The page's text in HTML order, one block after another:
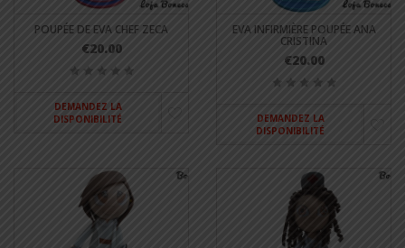
POUPÉE DE EVA CHEF ZECA
€20.00
DEMANDEZ LA
DISPONIBILITÉ
EVA INFIRMIÈRE POUPÉE ANA
CRISTINA
€20.00
DEMANDEZ LA
DISPONIBILITÉ